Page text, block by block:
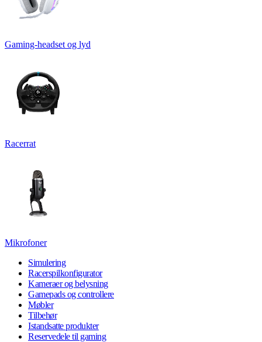
Gaming-headset og lyd
Racerrat
Mikrofoner
Simulering
Racerspilkonfigurator
Kameraer og belysning
Gamepads og controllere
Møbler
Tilbehør
Istandsatte produkter
Reservedele til gaming